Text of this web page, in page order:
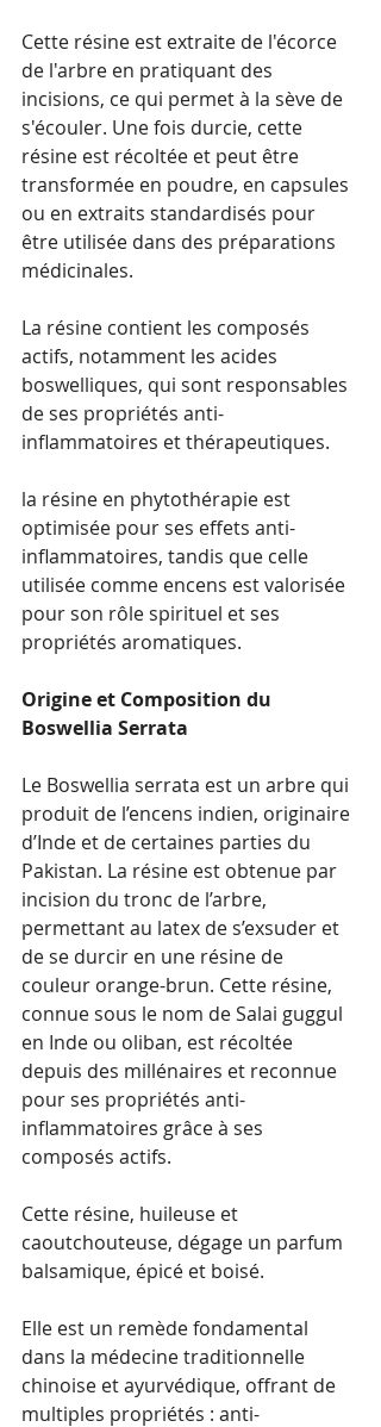
Cette résine est extraite de l'écorce
de l'arbre en pratiquant des
incisions, ce qui permet à la sève de
s'écouler. Une fois durcie, cette
résine est récoltée et peut être
transformée en poudre, en capsules
ou en extraits standardisés pour
être utilisée dans des préparations
médicinales.
La résine contient les composés
actifs, notamment les acides
boswelliques, qui sont responsables
de ses propriétés anti-
inflammatoires et thérapeutiques.
la résine en phytothérapie est
optimisée pour ses effets anti-
inflammatoires, tandis que celle
utilisée comme encens est valorisée
pour son rôle spirituel et ses
propriétés aromatiques.
Origine et Composition du
Boswellia Serrata
Le Boswellia serrata est un arbre qui
produit de l’encens indien, originaire
d’Inde et de certaines parties du
Pakistan. La résine est obtenue par
incision du tronc de l’arbre,
permettant au latex de s’exsuder et
de se durcir en une résine de
couleur orange-brun. Cette résine,
connue sous le nom de Salai guggul
en Inde ou oliban, est récoltée
depuis des millénaires et reconnue
pour ses propriétés anti-
inflammatoires grâce à ses
composés actifs.
Cette résine, huileuse et
caoutchouteuse, dégage un parfum
balsamique, épicé et boisé.
Elle est un remède fondamental
dans la médecine traditionnelle
chinoise et ayurvédique, offrant de
multiples propriétés : anti-